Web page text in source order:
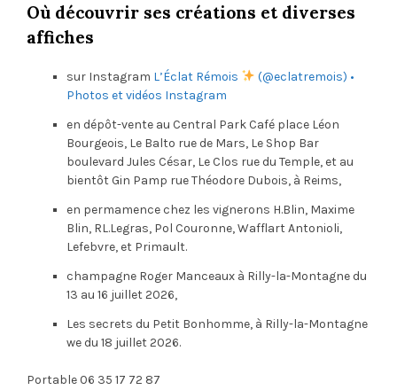
Où découvrir ses créations et diverses
affiches
sur Instagram L’Éclat Rémois
(@eclatremois) •
Photos et vidéos Instagram
en dépôt-vente au Central Park Café place Léon
Bourgeois, Le Balto rue de Mars, Le Shop Bar
boulevard Jules César, Le Clos rue du Temple, et au
bientôt Gin Pamp rue Théodore Dubois, à Reims,
en permamence chez les vignerons H.Blin, Maxime
Blin, RL.Legras, Pol Couronne, Wafflart Antonioli,
Lefebvre, et Primault.
champagne Roger Manceaux à Rilly-la-Montagne du
13 au 16 juillet 2026,
Les secrets du Petit Bonhomme, à Rilly-la-Montagne
we du 18 juillet 2026.
Portable 06 35 17 72 87